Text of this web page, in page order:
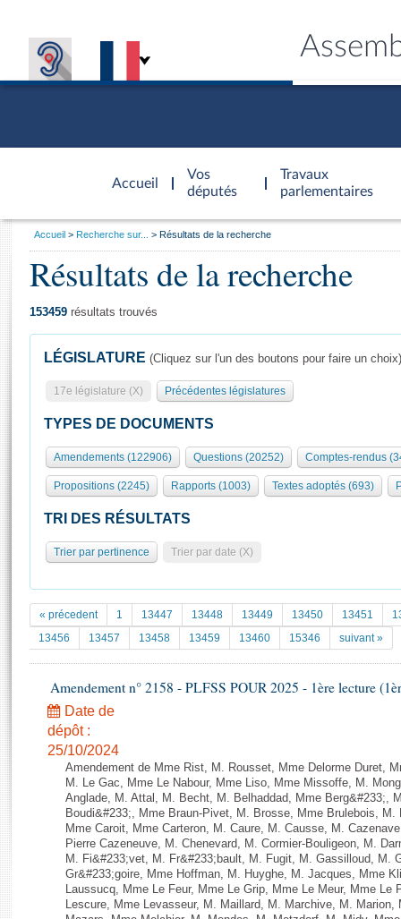
Accueil
d'accueil
Vos
députés
Travaux
parlementaires
Présidence
577 députés
Groupes politiques
Séance publique
Commissions et autres organes
Europe et International
Pétitions
Documents parlementaires
Projets de loi
Propositions de loi
Amendements
Textes adoptés
Rapports d'information
Rapports d'enquête
Rapports législatifs
Rapports sur l'application des lois
Baromètre de l’application des lois
Général
Rôle et pouvoirs de l'Assemblée
Organisation de l'Assemblée
Présidence Conférence des Présidents Bureau Collège des
Statistiques et chiffres clés
Documents de référence
( Constitution | Règlement de l'Assemblée ... )
Histoire
Juniors
Anciennes législatures
Liens vers les sites publics
Visiter l'Assemblée
Visite virtuelle du palais Bourbon
Assister à une séance
La Bibliothèque
Les archives
Contacts et plan d'accès
Photos libres de droit
Vous
Accueil Recherche sur... Résultats de la recherche
Résultats de la recherche
153459 résultats trouvés
LÉGISLATURE (Cliquez sur l'un des boutons pour faire un choix)
17e législature (X) Précédentes législatures
TYPES DE DOCUMENTS
Amendements (122906) Questions (20252) Comptes-rendus
Propositions (2245) Rapports (1003) Textes adoptés (693)
TRI DES RÉSULTATS
Trier par pertinence Trier par date (X)
« précedent 1 13447 13448 13449 13450 13451
13456
13457 13458 13459 13460 15346 suivant »
Amendement n° 2158 - PLFSS POUR 2025 - 1ère lecture
Date de
dépôt :
25/10/2024
Amendement de Mme Rist, M. Rousset, Mme Delorme Duret,
M. Le Gac, Mme Le Nabour, Mme Liso, Mme Missoffe, M.
Anglade, M. Attal, M. Becht, M. Belhaddad, Mme Berg&#233;,
Boudi&#233;, Mme Braun-Pivet, M. Brosse, Mme Brulebois,
Mme Caroit, Mme Carteron, M. Caure, M. Causse, M.
Pierre Cazeneuve, M. Chenevard, M. Cormier-Bouligeon, M.
M. Fi&#233;vet, M. Fr&#233;bault, M. Fugit, M. Gassilloud, M.
Gr&#233;goire, Mme Hoffman, M. Huyghe, M. Jacques, Mme
Laussucq, Mme Le Feur, Mme Le Grip, Mme Le Meur, Mme
Lescure, Mme Levasseur, M. Maillard, M. Marchive, M.